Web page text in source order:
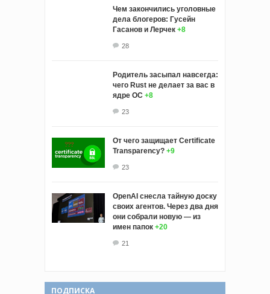
Чем закончились уголовные
дела блогеров: Гусейн
Гасанов и Лерчек +8
28
Родитель засыпал навсегда:
чего Rust не делает за вас в
ядре ОС +8
23
От чего защищает Certificate
Transparency? +9
23
OpenAI снесла тайную доску
своих агентов. Через два дня
они собрали новую — из
имен папок +20
21
ПОДПИСКА